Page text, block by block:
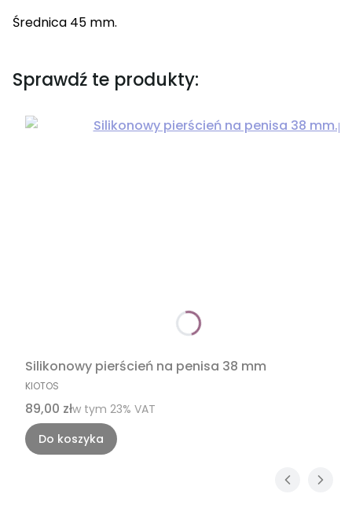
Średnica 45 mm.
Sprawdź te produkty:
Silikonowy pierścień na penisa 38 mm
PRODUCENT
KIOTOS
Cena brutto
89,00 złw tym %s VAT
w tym 23% VAT
Do koszyka